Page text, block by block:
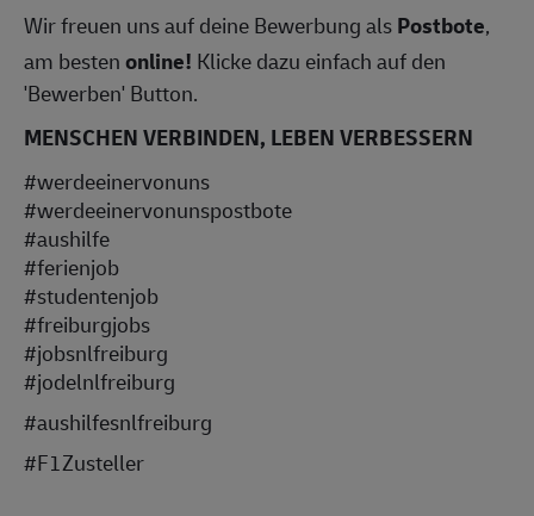
Wir freuen uns auf deine Bewerbung alsPostbote,
am bestenonline! Klicke dazu einfach auf den
'Bewerben' Button.
MENSCHEN VERBINDEN, LEBEN VERBESSERN
#werdeeinervonuns
#werdeeinervonunspostbote
#aushilfe
#ferienjob
#studentenjob
#freiburgjobs
#jobsnlfreiburg
#jodelnlfreiburg
#aushilfesnlfreiburg
#F1Zusteller